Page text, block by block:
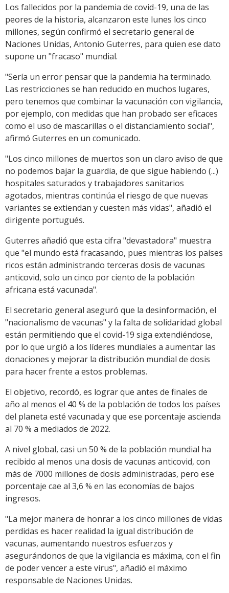
Link
Los fallecidos por la pandemia de covid-19, una de las
peores de la historia, alcanzaron este lunes los cinco
millones, según confirmó el secretario general de
Naciones Unidas, Antonio Guterres, para quien ese dato
supone un "fracaso" mundial.
"Sería un error pensar que la pandemia ha terminado.
Las restricciones se han reducido en muchos lugares,
pero tenemos que combinar la vacunación con vigilancia,
por ejemplo, con medidas que han probado ser eficaces
como el uso de mascarillas o el distanciamiento social",
afirmó Guterres en un comunicado.
"Los cinco millones de muertos son un claro aviso de que
no podemos bajar la guardia, de que sigue habiendo (...)
hospitales saturados y trabajadores sanitarios
agotados, mientras continúa el riesgo de que nuevas
variantes se extiendan y cuesten más vidas", añadió el
dirigente portugués.
Guterres añadió que esta cifra "devastadora" muestra
que "el mundo está fracasando, pues mientras los países
ricos están administrando terceras dosis de vacunas
anticovid, solo un cinco por ciento de la población
africana está vacunada".
El secretario general aseguró que la desinformación, el
"nacionalismo de vacunas" y la falta de solidaridad global
están permitiendo que el covid-19 siga extendiéndose,
por lo que urgió a los líderes mundiales a aumentar las
donaciones y mejorar la distribución mundial de dosis
para hacer frente a estos problemas.
El objetivo, recordó, es lograr que antes de finales de
año al menos el 40 % de la población de todos los países
del planeta esté vacunada y que ese porcentaje ascienda
al 70 % a mediados de 2022.
A nivel global, casi un 50 % de la población mundial ha
recibido al menos una dosis de vacunas anticovid, con
más de 7000 millones de dosis administradas, pero ese
porcentaje cae al 3,6 % en las economías de bajos
ingresos.
"La mejor manera de honrar a los cinco millones de vidas
perdidas es hacer realidad la igual distribución de
vacunas, aumentando nuestros esfuerzos y
asegurándonos de que la vigilancia es máxima, con el fin
de poder vencer a este virus", añadió el máximo
responsable de Naciones Unidas.